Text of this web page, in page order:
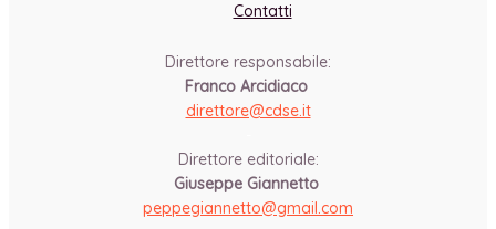
Contatti
Direttore responsabile:
Franco Arcidiaco
direttore@cdse.it
Direttore editoriale:
Giuseppe Giannetto
peppegiannetto@gmail.com